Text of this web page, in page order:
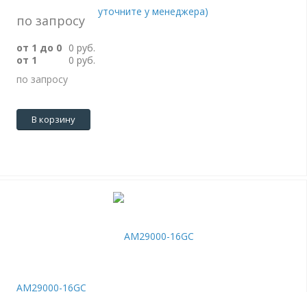
по запросу
от 1 до 0 0 руб.
от 1
0 руб.
по запросу
В корзину
AM29000-16GC